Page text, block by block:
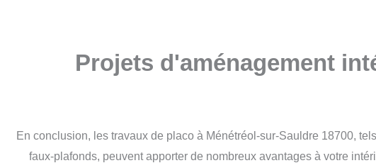
Projets d'aménagement
En conclusion, les travaux de placo à Ménétréol-sur-Sauldre 18700,
faux-plafonds, peuvent apporter de nombreux avantages à votre